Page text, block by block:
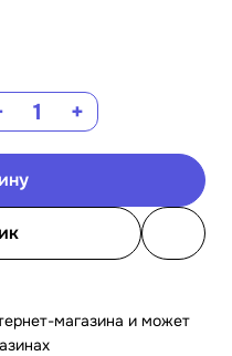
+
магазина и может